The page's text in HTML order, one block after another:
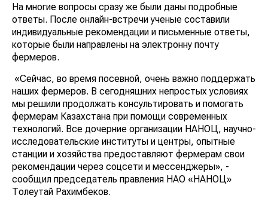
На многие вопросы сразу же были даны подробные
ответы. После онлайн-встречи ученые составили
индивидуальные рекомендации и письменные ответы,
которые были направлены на электронну почту
фермеров.
«Сейчас, во время посевной, очень важно поддержать
наших фермеров. В сегодняшних непростых условиях
мы решили продолжать консультировать и помогать
фермерам Казахстана при помощи современных
технологий. Все дочерние организации НАНОЦ, научно-
исследовательские институты и центры, опытные
станции и хозяйства предоставляют фермерам свои
рекомендации через соцсети и мессенджеры», -
сообщил председатель правления НАО «НАНОЦ»
Толеутай Рахимбеков.